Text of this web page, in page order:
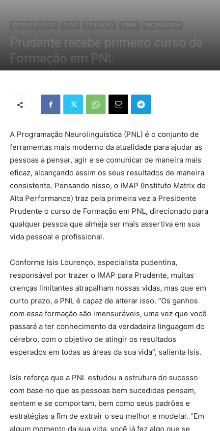
DESTAQUE_BLOG BLOG EDUCAÇÃO GERAL PROPAGANDA
Prudente recebe primeiro curso de
Formação em PNL
A Programação Neurolinguística (PNL) é o conjunto de
ferramentas mais moderno da atualidade para ajudar as
pessoas a pensar, agir e se comunicar de maneira mais
eficaz, alcançando assim os seus resultados de maneira
consistente. Pensando nisso, o IMAP (Instituto Matrix de
Alta Performance) traz pela primeira vez a Presidente
Prudente o curso de Formação em PNL, direcionado para
qualquer pessoa que almeja ser mais assertiva em sua
vida pessoal e profissional.
Conforme Isis Lourenço, especialista pudentina,
responsável por trazer o IMAP para Prudente, muitas
crenças limitantes atrapalham nossas vidas, mas que em
curto prazo, a PNL é capaz de alterar isso. “Os ganhos
com essa formação são imensuráveis, uma vez que você
passará a ter conhecimento da verdadeira linguagem do
cérebro, com o objetivo de atingir os resultados
esperados em todas as áreas da sua vida”, salienta Isis.
Isis reforça que a PNL estudou a estrutura do sucesso
com base no que as pessoas bem sucedidas pensam,
sentem e se comportam, bem como seus padrões e
estratégias a fim de extrair o seu melhor e modelar. “Em
algum momento da sua vida, você já fez algo que se